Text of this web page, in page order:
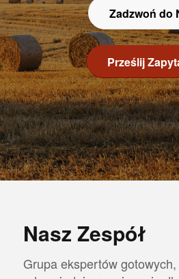
Zadzwoń do
Prześlij
Nasz Zespół
Grupa ekspertów